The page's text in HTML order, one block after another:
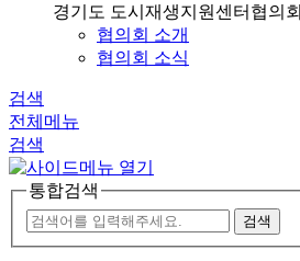
경기도 도시재생지원센터협의회
협의회 소개
협의회 소식
검색
전체메뉴
검색
통합검색